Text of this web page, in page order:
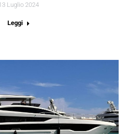
Luglio 2024
Leggi